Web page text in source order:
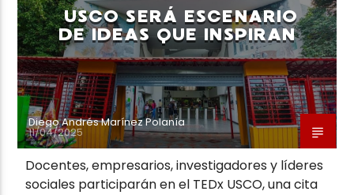
USCO SERÁ ESCENARIO
DE IDEAS QUE INSPIRAN
Diego Andrés Marínez Polanía
11/04/2025
Docentes, empresarios, investigadores y líderes
sociales participarán en el TEDx USCO, una cita